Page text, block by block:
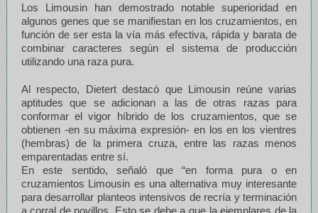
Los Limousin han demostrado notable superioridad en
algunos genes que se manifiestan en los cruzamientos, en
función de ser esta la vía más efectiva, rápida y barata de
combinar caracteres según el sistema de producción
utilizando una raza pura.
Al respecto, Dietert destacó que Limousin reúne varias
aptitudes que se adicionan a las de otras razas para
conformar el vigor híbrido de los cruzamientos, que se
obtienen -en su máxima expresión- en los en los vientres
(hembras) de la primera cruza, entre las razas menos
emparentadas entre sí.
En este sentido, señaló que “en forma pura o en
cruzamientos Limousin es una alternativa muy interesante
para desarrollar planteos intensivos de recría y terminación
a corral de novillos. Esto se debe a que la ejemplares de la